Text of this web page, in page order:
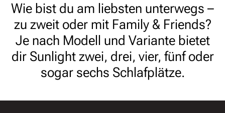
Wie bist du am liebsten unterwegs –
zu zweit oder mit Family & Friends?
Je nach Modell und Variante bietet
dir Sunlight zwei, drei, vier, fünf oder
sogar sechs Schlafplätze.